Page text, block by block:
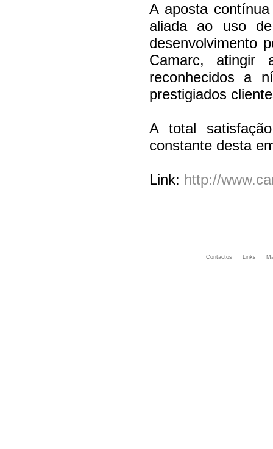
A aposta
aliada ao uso
desenvolvimento
Camarc, atingir
reconhecidos a
prestigiados
A total
constante desta
Link: http://
Contactos Links